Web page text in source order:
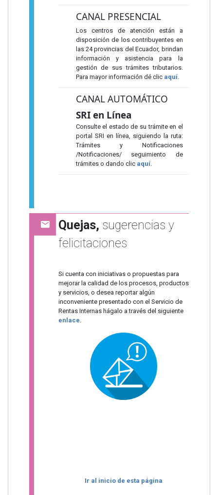
CANAL PRESENCIAL
Los centros de atención están a
disposición de los contribuyentes en
las 24 provincias del Ecuador, brindan
información y asistencia para la
gestión de sus trámites tributarios.
Para mayor información dé clic aquí.
CANAL AUTOMÁTICO
SRI en Línea
Consulte el estado de su trámite en el
portal SRI en línea, siguiendo la ruta:
Trámites y Notificaciones
/Notificaciones/ seguimiento de
trámites o dando clic aquí.
Quejas, sugerencias y
felicitaciones
Si cuenta con iniciativas o propuestas para
mejorar la calidad de los procesos, productos
y servicios, o desea reportar algún
inconveniente presentado con el Servicio de
Rentas Internas hágalo a través del siguiente
enlace.
Ir al inicio de esta página